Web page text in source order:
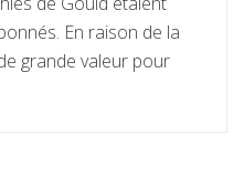
En raison de la
grande valeur pour